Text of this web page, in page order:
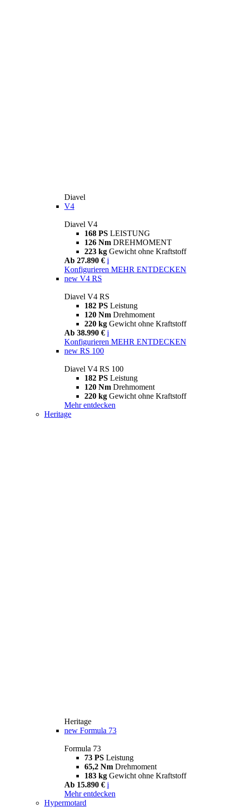
Diavel
V4
Diavel V4
168 PS LEISTUNG
126 Nm DREHMOMENT
223 kg Gewicht ohne Kraftstoff
Ab 27.890 € i
Konfigurieren MEHR ENTDECKEN
new V4 RS
Diavel V4 RS
182 PS Leistung
120 Nm Drehmoment
220 kg Gewicht ohne Kraftstoff
Ab 38.990 € i
Konfigurieren MEHR ENTDECKEN
new RS 100
Diavel V4 RS 100
182 PS Leistung
120 Nm Drehmoment
220 kg Gewicht ohne Kraftstoff
Mehr entdecken
Heritage
Heritage
new Formula 73
Formula 73
73 PS Leistung
65,2 Nm Drehmoment
183 kg Gewicht ohne Kraftstoff
Ab 15.890 € i
Mehr entdecken
Hypermotard